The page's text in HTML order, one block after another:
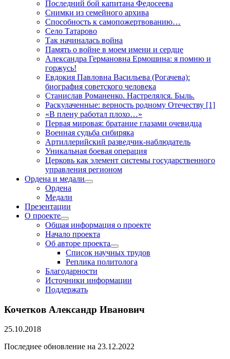
Последний бой капитана Федосеева
Снимки из семейного архива
Способность к самопожертвованию…
Село Татарово
Так начиналась война
Память о войне в моем имени и сердце
Александра Германовна Ермошина: я помню и
горжусь!
Евдокия Павловна Васильева (Рогачева):
биография советского человека
Станислав Романенко. Настрелялся. Быль.
Раскулаченные: верность родному Отечеству [1]
«В плену работал плохо…»
Первая мировая: братание глазами очевидца
Военная судьба сибиряка
Артиллерийский разведчик-наблюдатель
Уникальная боевая операция
Церковь как элемент системы государственного
управления регионом
Ордена и медали
открыть
Ордена
Медали
Презентации
О проекте
открыть
меню
Общая информация о проекте
Начало проекта
Об авторе проекта
открыть
меню
Список научных трудов
Реплика политолога
Благодарности
Источники информации
Поддержать
Кочетков Александр Иванович
25.10.2018
Последнее обновление на 23.12.2022